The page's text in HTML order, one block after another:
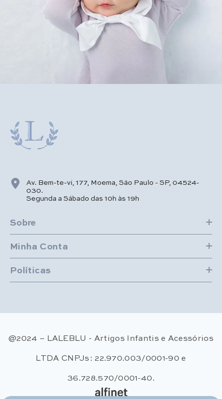
Av. Bem-te-vi, 177, Moema, São Paulo - SP, 04524-
030.
Segunda a Sábado das 10h às 19h
Sobre
Minha Conta
Políticas
@2024 – LALEBLU - Artigos Infantis e Acessórios
LTDA CNPJs: 22.970.003/0001-90 e
36.728.570/0001-40.